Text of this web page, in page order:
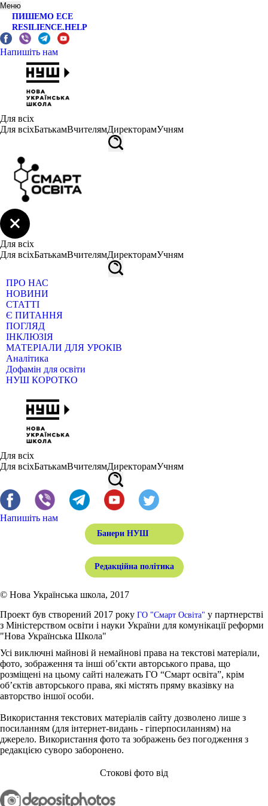
Меню
ПИШЕМО ЕСЕ
RESILIENCE.HELP
Напишіть нам
Для всіх
Для всіхБатькамВчителямДиректорамУчням
Для всіх
Для всіхБатькамВчителямДиректорамУчням
ПРО НАС
НОВИНИ
СТАТТІ
Є ПИТАННЯ
ПОГЛЯД
ІНКЛЮЗІЯ
МАТЕРІАЛИ ДЛЯ УРОКІВ
Аналітика
Дофамін для освіти
НУШ КОРОТКО
Для всіх
Для всіхБатькамВчителямДиректорамУчням
Напишіть нам
Банери НУШ
Редакційна політика
© Нова Українська школа, 2017
Проект був створений 2017 року ГО "Смарт Освіта" у партнерстві
з Міністерством освіти і науки України для комунікації реформи
"Нова Українська Школа"
Усі виключні майнові й немайнові права на текстові матеріали,
фото, зображення та інші об’єкти авторського права, що
розміщені на цьому сайті належать ГО “Смарт освіта”, крім
об’єктів авторського права, які містять пряму вказівку на
авторство іншої особи.
Використання текстових матеріалів сайту дозволено лише з
посиланням (для інтернет-видань - гіперпосиланням) на
джерело. Використання фото та зображень без погодження з
редакцією суворо заборонено.
Стокові фото від